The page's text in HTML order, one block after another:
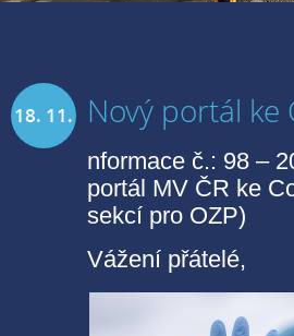
18. 11. Nový portál ke
nformace č.: 98 –
portál MV ČR ke
sekcí pro OZP)
Vážení přátelé,